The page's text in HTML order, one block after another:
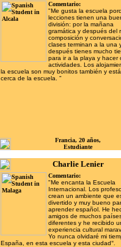
Comentario:
"Me gusta la escuela
lecciones tienen una
división: por la mañana
gramática y después del
composición y
clases terminan a la una
después tienes mucho
para ir a la playa y hacer
actividades. Los
la escuela son muy bonitos también y
cerca de la escuela. "
Francia, 20 años,
Estudiante
Charlie Lenier
Comentario:
"Me encanta la Escuela
Internacional. Los
crean un ambiente que
divertido y muy bueno
aprender español. He
amigos de muchos
diferentes y he recibido
experiencia cultural
Yo nunca olvidaré mi
España, en esta escuela y esta ciudad".